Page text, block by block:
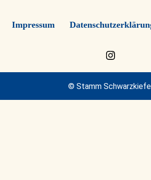
Impressum
© Stamm